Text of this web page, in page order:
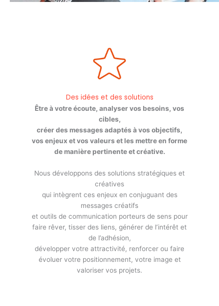
Des idées et des solutions
Être à votre écoute, analyser vos besoins, vos
cibles,
créer des messages adaptés à vos objectifs,
vos enjeux et vos valeurs et les mettre en forme
de manière pertinente et créative.
Nous développons des solutions stratégiques et
créatives
qui intègrent ces enjeux en conjuguant des
messages créatifs
et outils de communication porteurs de sens pour
faire rêver, tisser des liens, générer de l’intérêt et
de l’adhésion,
développer votre attractivité, renforcer ou faire
évoluer votre positionnement, votre image et
valoriser vos projets.